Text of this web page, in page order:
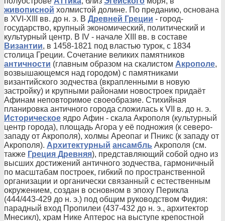
живописной холмистой долине. По преданию, основана
в XVI-XIII вв. до н. э. В Древней Греции - город-
государство, крупный экономический, политический и
культурный центр. В IV - начале XIII вв. в составе
Византии, в 1458-1821 под властью турок, с 1834
столица Греции. Сочетание великих памятников
античности (главным образом на скалистом Акрополе,
возвышающемся над городом) с памятниками
византийского зодчества (вкрапленными в новую
застройку) и крупными районами новостроек придаёт
Афинам неповторимое своеобразие. Стихийная
планировка античного города сложилась к VII в. до н. э.
Историческое ядро Афин - скала Акрополя (культурный
центр города), площадь Агора у её подножия (к северо-
западу от Акрополя), холмы Ареопаг и Пникс (к западу от
Акрополя). Архитектурный ансамбль Акрополя (см.
также Греция Древняя), представляющий собой одно из
высших достижений античного зодчества, гармоничный
по масштабам построек, гибкий по пространственной
организации и органически связанный с естественным
окружением, создан в основном в эпоху Перикла
(444/443-429 до н. э.) под общим руководством Фидия:
парадный вход Пропилеи (437-432 до н. э., архитектор
Мнесикл), храм Нике Аптерос на выступе крепостной